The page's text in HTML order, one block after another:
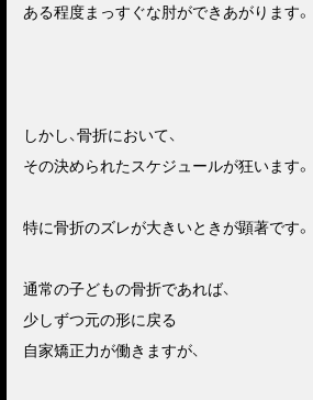
ある程度まっすぐな肘ができあがります。
しかし、骨折において、
その決められたスケジュールが狂います。
特に骨折のズレが大きいときが顕著です。
通常の子どもの骨折であれば、
少しずつ元の形に戻る
自家矯正力が働きますが、